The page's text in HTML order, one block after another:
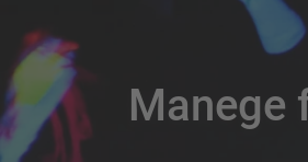
Manege